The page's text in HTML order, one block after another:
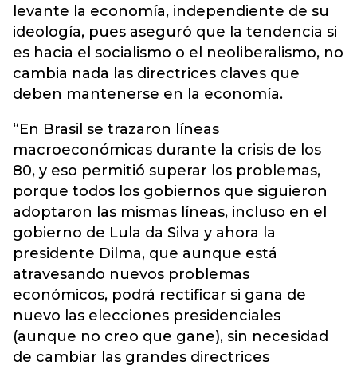
levante la economía, independiente de su
ideología, pues aseguró que la tendencia si
es hacia el socialismo o el neoliberalismo, no
cambia nada las directrices claves que
deben mantenerse en la economía.
“En Brasil se trazaron líneas
macroeconómicas durante la crisis de los
80, y eso permitió superar los problemas,
porque todos los gobiernos que siguieron
adoptaron las mismas líneas, incluso en el
gobierno de Lula da Silva y ahora la
presidente Dilma, que aunque está
atravesando nuevos problemas
económicos, podrá rectificar si gana de
nuevo las elecciones presidenciales
(aunque no creo que gane), sin necesidad
de cambiar las grandes directrices